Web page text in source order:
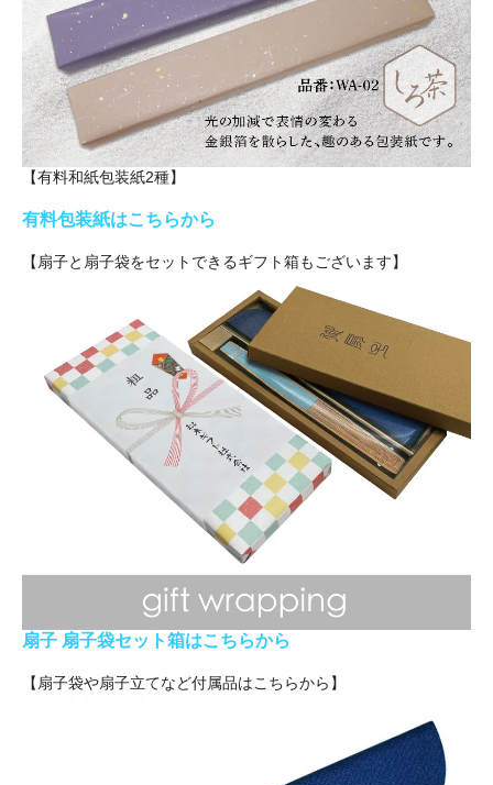
【有料和紙包装紙2種】
有料包装紙はこちらから
【扇子と扇子袋をセットできるギフト箱もございます】
扇子 扇子袋セット箱はこちらから
【扇子袋や扇子立てなど付属品はこちらから】